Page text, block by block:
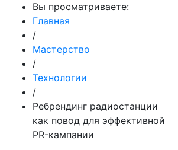
Вы просматриваете:
Главная
/
Мастерство
/
Технологии
/
Ребрендинг радиостанции
как повод для эффективной
PR-кампании